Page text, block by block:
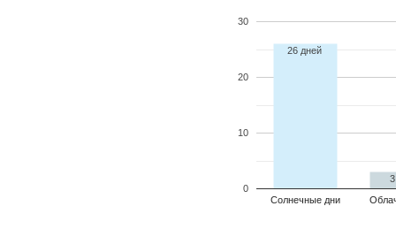
Солнечные дни
0
10
20
30
26 дней